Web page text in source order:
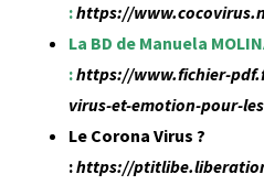
:https://
La BD de Manuela
:https://www.fichier-
virus-et-emotion-pour-
Le Corona Virus ?
:https://